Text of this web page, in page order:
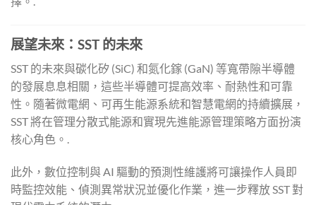
展望未來：SST 的未來
SST 的未來與碳化矽 (SiC) 和氮化鎵 (GaN) 等寬帶隙半導體
的發展息息相關，這些半導體可提高效率、耐熱性和可靠
性。隨著微電網、可再生能源系統和智慧電網的持續擴展，
SST 將在管理分散式能源和實現先進能源管理策略方面扮演
核心角色。.
此外，數位控制與 AI 驅動的預測性維護將可讓操作人員即
時監控效能、偵測異常狀況並優化作業，進一步釋放 SST 對